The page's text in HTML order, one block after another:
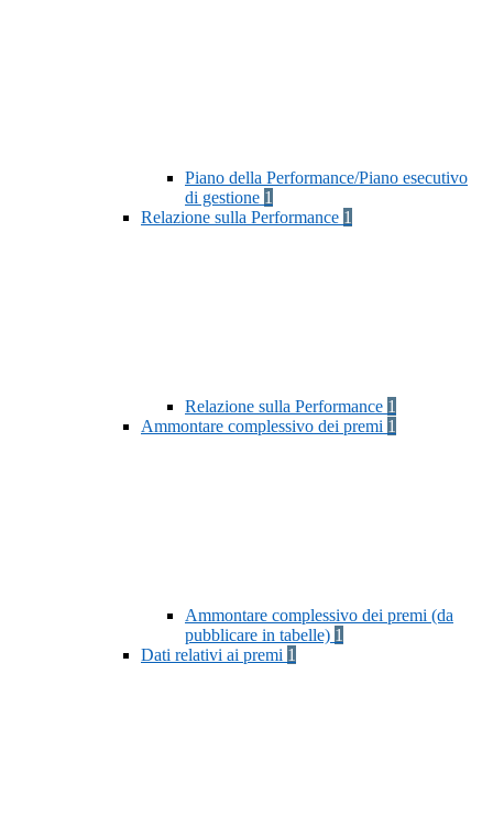
Piano della Performance/Piano esecutivo
di gestione 1
Relazione sulla Performance 1
Relazione sulla Performance 1
Ammontare complessivo dei premi 1
Ammontare complessivo dei premi (da
pubblicare in tabelle) 1
Dati relativi ai premi 1